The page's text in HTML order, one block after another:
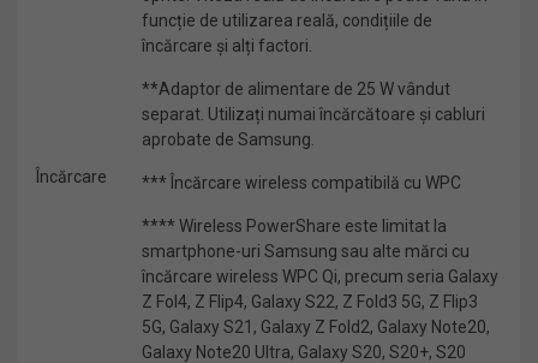
Încărcare
funcție de utilizarea reală, condițiile de
încărcare și alți factori.
**Adaptor de alimentare de 25 W vândut
separat. Utilizați numai încărcătoare și cabluri
aprobate de Samsung.
*** Încărcare wireless compatibilă cu WPC
**** Wireless PowerShare este limitat la
smartphone-uri Samsung sau alte mărci cu
încărcare wireless WPC Qi, precum seria Galaxy
Z Fol4, Z Flip4, Galaxy S22, Z Fold3 5G, Z Flip3
5G, Galaxy S21, Galaxy Z Fold2, Galaxy Note20,
Galaxy Note20 Ultra, Galaxy S20, S20+, S20